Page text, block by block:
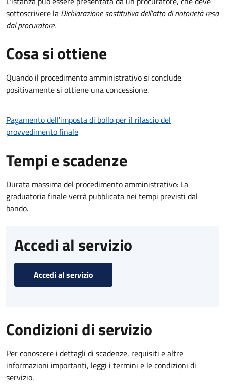
sottoscrivere la Dichiarazione sostitutiva dell'atto di notorietà resa
dal procuratore.
Cosa si ottiene
Quando il procedimento amministrativo si conclude
positivamente si ottiene una concessione.
Pagamento dell'imposta di bollo per il rilascio del
provvedimento finale
Tempi e scadenze
Durata massima del procedimento amministrativo: La
graduatoria finale verrà pubblicata nei tempi previsti dal
bando.
Accedi al servizio
Accedi al servizio
Condizioni di servizio
Per conoscere i dettagli di scadenze, requisiti e altre
informazioni importanti, leggi i termini e le condizioni di
servizio.